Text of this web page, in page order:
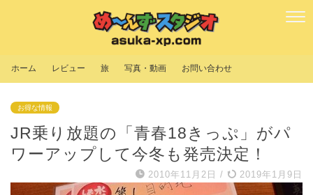
ホーム レビュー 旅 写真・動画 お問い合わせ
お得な情報
JR乗り放題の「青春18きっぷ」がパ
ワーアップして今冬も発売決定！
2010年11月2日 / 2019年1月9日